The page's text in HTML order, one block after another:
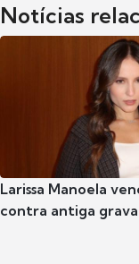
Notícias
Larissa Manoela
contra antiga